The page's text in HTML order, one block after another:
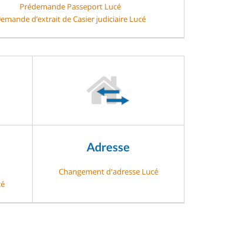
Prédemande Passeport Lucé
d’extrait de Casier judiciaire Lucé
Adresse
Changement d'adresse Lucé